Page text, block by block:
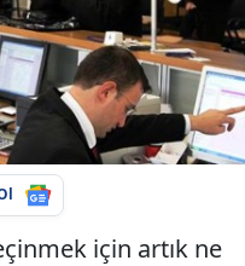
için artık ne